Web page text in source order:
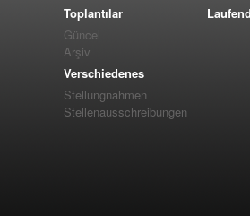
Toplantılar
Güncel
Arşiv
Verschiedenes
Stellungnahmen
Stellenausschreibungen